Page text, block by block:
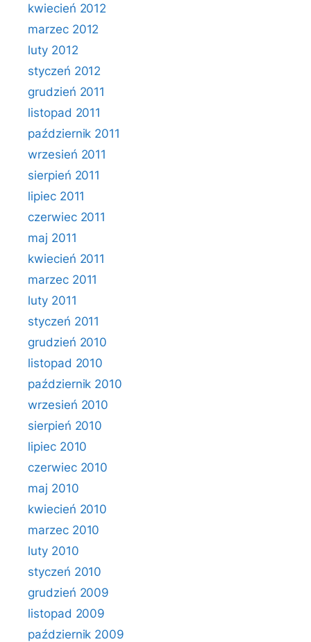
kwiecień 2012
marzec 2012
luty 2012
styczeń 2012
grudzień 2011
listopad 2011
październik 2011
wrzesień 2011
sierpień 2011
lipiec 2011
czerwiec 2011
maj 2011
kwiecień 2011
marzec 2011
luty 2011
styczeń 2011
grudzień 2010
listopad 2010
październik 2010
wrzesień 2010
sierpień 2010
lipiec 2010
czerwiec 2010
maj 2010
kwiecień 2010
marzec 2010
luty 2010
styczeń 2010
grudzień 2009
listopad 2009
październik 2009